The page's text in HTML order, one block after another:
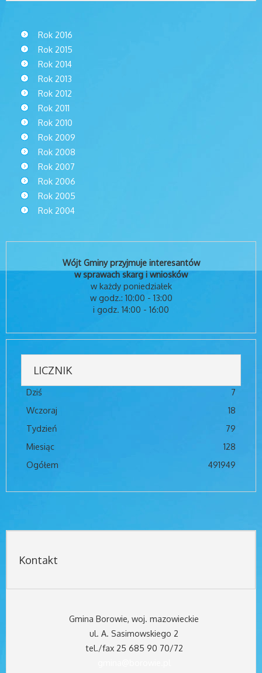
Rok 2016
Rok 2015
Rok 2014
Rok 2013
Rok 2012
Rok 2011
Rok 2010
Rok 2009
Rok 2008
Rok 2007
Rok 2006
Rok 2005
Rok 2004
Wójt Gminy przyjmuje interesantów
w sprawach skarg i wniosków
w każdy poniedziałek
w godz.: 10:00 - 13:00
i godz. 14:00 - 16:00
LICZNIK
Dziś
7
Wczoraj
18
Tydzień
79
Miesiąc
128
Ogółem
491949
Kontakt
Gmina Borowie, woj. mazowieckie
ul. A. Sasimowskiego 2
tel./fax 25 685 90 70/72